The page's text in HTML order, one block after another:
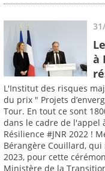
à
L'Institut des risques
du prix " Projets
Tour. En tout ce sont
dans le cadre de l'appel
Résilience #JNR 2022 !
Bérangère Couillard, qui
2023, pour cette
Ministère de la